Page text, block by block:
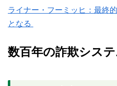
ライナー・フーミッヒ：最終
となる
数百年の詐欺シス